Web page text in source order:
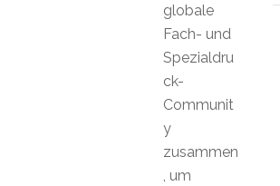
globale
Fach- und
Spezialdru
ck-
Communit
y
zusammen
, um